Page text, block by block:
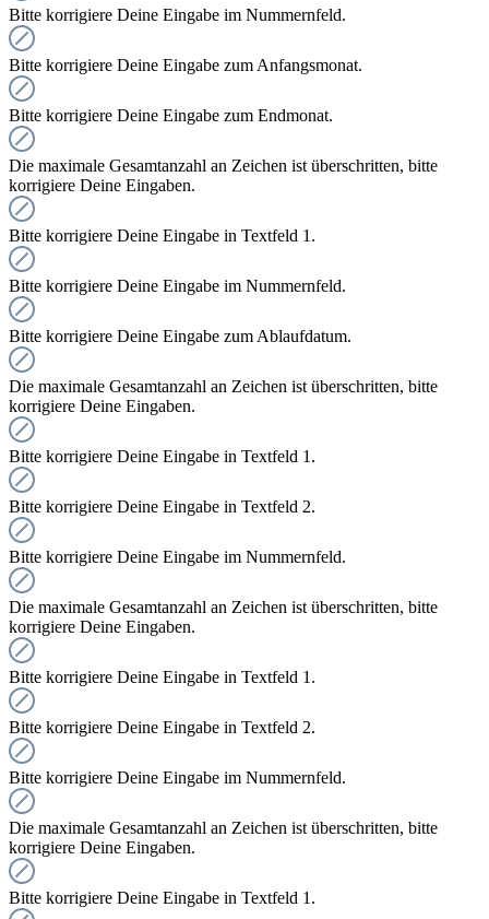
Bitte korrigiere Deine Eingabe im Nummernfeld.
Bitte korrigiere Deine Eingabe zum Anfangsmonat.
Bitte korrigiere Deine Eingabe zum Endmonat.
Die maximale Gesamtanzahl an Zeichen ist überschritten, bitte
korrigiere Deine Eingaben.
Bitte korrigiere Deine Eingabe in Textfeld 1.
Bitte korrigiere Deine Eingabe im Nummernfeld.
Bitte korrigiere Deine Eingabe zum Ablaufdatum.
Die maximale Gesamtanzahl an Zeichen ist überschritten, bitte
korrigiere Deine Eingaben.
Bitte korrigiere Deine Eingabe in Textfeld 1.
Bitte korrigiere Deine Eingabe in Textfeld 2.
Bitte korrigiere Deine Eingabe im Nummernfeld.
Die maximale Gesamtanzahl an Zeichen ist überschritten, bitte
korrigiere Deine Eingaben.
Bitte korrigiere Deine Eingabe in Textfeld 1.
Bitte korrigiere Deine Eingabe in Textfeld 2.
Bitte korrigiere Deine Eingabe im Nummernfeld.
Die maximale Gesamtanzahl an Zeichen ist überschritten, bitte
korrigiere Deine Eingaben.
Bitte korrigiere Deine Eingabe in Textfeld 1.